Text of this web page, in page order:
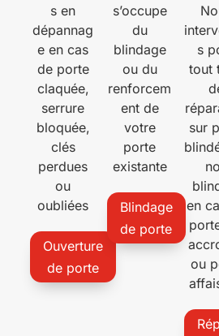
s en
dépannag
e en cas
de porte
claquée,
serrure
bloquée,
clés
perdues
ou
oubliées
Ouverture
de porte
s’occupe
du
blindage
ou du
renforcem
ent de
votre
porte
existante
Blindage
de porte
s
tout
sur
en
ou